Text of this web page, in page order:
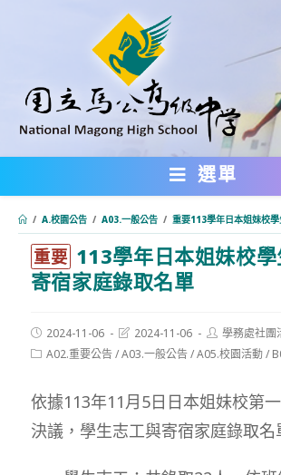
內
選單
/ A.校園公告 / A03.一般公告 / 重要113學年日本姐妹校
重要 113學年日本姐妹校
寄宿家庭錄取名單
Post
published:
2024-11-06
Post
modified:
2024-11-06
Post
author:
學務處社團
PostA02.重要公告/A03.一般公告/A05.校園活動/
依據113年11月5日日本姐妹校第
決議，學生志工與寄宿家庭錄取名